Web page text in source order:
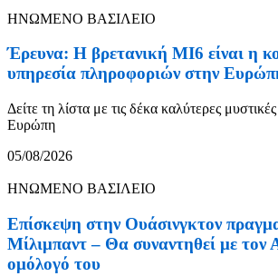
ΗΝΩΜΕΝΟ ΒΑΣΙΛΕΙΟ
Έρευνα: Η βρετανική MI6 είναι η
υπηρεσία πληροφοριών στην
Δείτε τη λίστα με τις δέκα καλύτερες
Ευρώπη
05/08/2026
ΗΝΩΜΕΝΟ ΒΑΣΙΛΕΙΟ
Επίσκεψη στην Ουάσινγκτον
Μίλιμπαντ – Θα συναντηθεί με τον
ομόλογό του